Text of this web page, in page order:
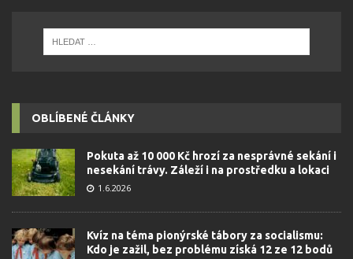
OBLÍBENÉ ČLÁNKY
Pokuta až 10 000 Kč hrozí za nesprávné sekání i
nesekání trávy. Záleží i na prostředku a lokaci
1.6.2026
Kvíz na téma pionýrské tábory za socialismu:
Kdo je zažil, bez problému získá 12 ze 12 bodů